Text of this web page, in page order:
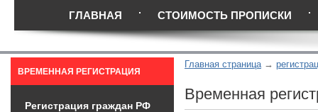
ГЛАВНАЯ СТОИМОСТЬ ПРОПИСКИ
Главная страница
Временная
ВРЕМЕННАЯ РЕГИСТРАЦИЯ
Регистрация граждан РФ